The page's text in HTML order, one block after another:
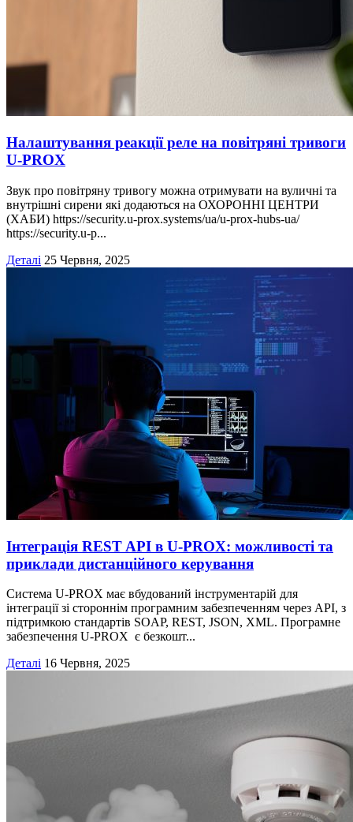
Налаштування реакції реле на повітряні тривоги
U-PROX
Звук про повітряну тривогу можна отримувати на вуличні та
внутрішні сирени які додаються на ОХОРОННІ ЦЕНТРИ
(ХАБИ) https://security.u-prox.systems/ua/u-prox-hubs-ua/
https://security.u-p...
Деталі 25 Червня, 2025
Інтеграція REST API в U‑PROX: можливості та
приклади дистанційного керування
Система U-PROX має вбудований інструментарій для
інтеграції зі стороннім програмним забезпеченням через API, з
підтримкою стандартів SOAP, REST, JSON, XML. Програмне
забезпечення U-PROX є безкошт...
Деталі 16 Червня, 2025